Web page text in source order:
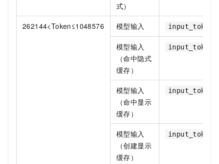
式）
262144<Token≤1048576 模型输入
模型输入
（命中隐式
缓存）
模型输入
（命中显示
缓存）
模型输入
（创建显示
缓存）